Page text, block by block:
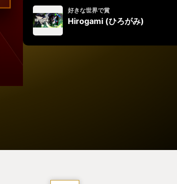
好きな世界で賞
Hirogami (ひろがみ)